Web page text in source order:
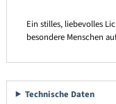
Ein stilles, liebevolles
besondere Menschen
Technische Daten